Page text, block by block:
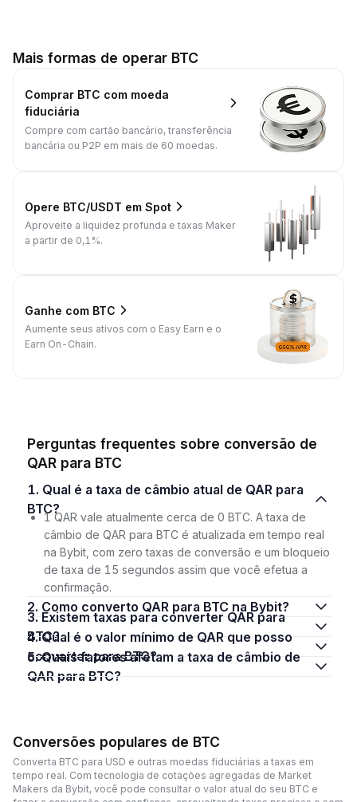
Mais formas de operar BTC
Comprar BTC com moeda
fiduciária
Compre com cartão bancário, transferência
bancária ou P2P em mais de 60 moedas.
Opere BTC/USDT em Spot
Aproveite a liquidez profunda e taxas Maker
a partir de 0,1%.
Ganhe com BTC
Aumente seus ativos com o Easy Earn e o
Earn On-Chain.
Perguntas frequentes sobre conversão de
QAR para BTC
1. Qual é a taxa de câmbio atual de QAR para
BTC?
1 QAR vale atualmente cerca de 0 BTC. A taxa de
câmbio de QAR para BTC é atualizada em tempo real
na Bybit, com zero taxas de conversão e um bloqueio
de taxa de 15 segundos assim que você efetua a
confirmação.
2. Como converto QAR para BTC na Bybit?
3. Existem taxas para converter QAR para
BTC?
4. Qual é o valor mínimo de QAR que posso
converter para BTC?
5. Quais fatores afetam a taxa de câmbio de
QAR para BTC?
Conversões populares de BTC
Converta BTC para USD e outras moedas fiduciárias a taxas em
tempo real. Com tecnologia de cotações agregadas de Market
Makers da Bybit, você pode consultar o valor atual do seu BTC e